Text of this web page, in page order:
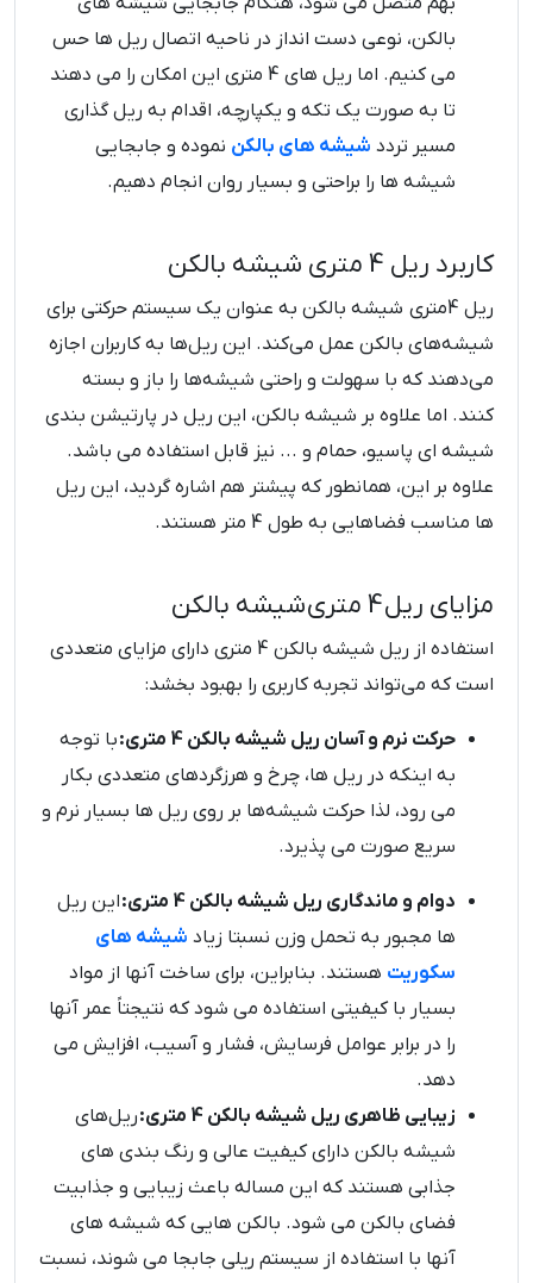
بالکن، نوعی دست انداز در ناحیه اتصال ریل ها حس
می کنیم. اما ریل های 4 متری این امکان را می دهند
تا به صورت یک تکه و یکپارچه، اقدام به ریل گذاری
مسیر تردد شیشه های بالکن نموده و جابجایی
شیشه ها را براحتی و بسیار روان انجام دهیم.
کاربرد ریل 4 متری شیشه بالکن
ریل 4متری شیشه بالکن به عنوان یک سیستم حرکتی برای
شیشه‌های بالکن عمل می‌کند. این ریل‌ها به کاربران اجازه
می‌دهند که با سهولت و راحتی شیشه‌ها را باز و بسته
کنند. اما علاوه بر شیشه بالکن، این ریل در پارتیشن بندی
شیشه ای پاسیو، حمام و ... نیز قابل استفاده می باشد.
علاوه بر این، همانطور که پیشتر هم اشاره گردید، این ریل
ها مناسب فضاهایی به طول 4 متر هستند.
مزایای ریل 4 متری شیشه بالکن
استفاده از ریل شیشه بالکن 4 متری دارای مزایای متعددی
است که می‌تواند تجربه کاربری را بهبود بخشد:
حرکت نرم و آسان ریل شیشه بالکن 4 متری:
با توجه
به اینکه در ریل ها، چرخ و هرزگردهای متعددی بکار
می رود، لذا حرکت شیشه‌ها بر روی ریل ها بسیار نرم و
سریع صورت می پذیرد.
دوام و ماندگاری ریل شیشه بالکن 4 متری:
این ریل
ها مجبور به تحمل وزن نسبتا زیاد شیشه های
سکوریت هستند. بنابراین، برای ساخت آنها از مواد
بسیار با کیفیتی استفاده می شود که نتیجتاً عمر آنها
را در برابر عوامل فرسایش، فشار و آسیب، افزایش می
دهد.
زیبایی ظاهری ریل شیشه بالکن 4 متری:
ریل‌های
شیشه بالکن دارای کیفیت عالی و رنگ بندی های
جذابی هستند که این مساله باعث زیبایی و جذابیت
فضای بالکن می شود. بالکن هایی که شیشه های
آنها با استفاده از سیستم ریلی جابجا می شوند، نسبت